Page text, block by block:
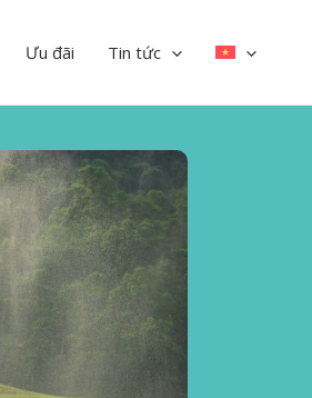
Ưu đãi Tin tức